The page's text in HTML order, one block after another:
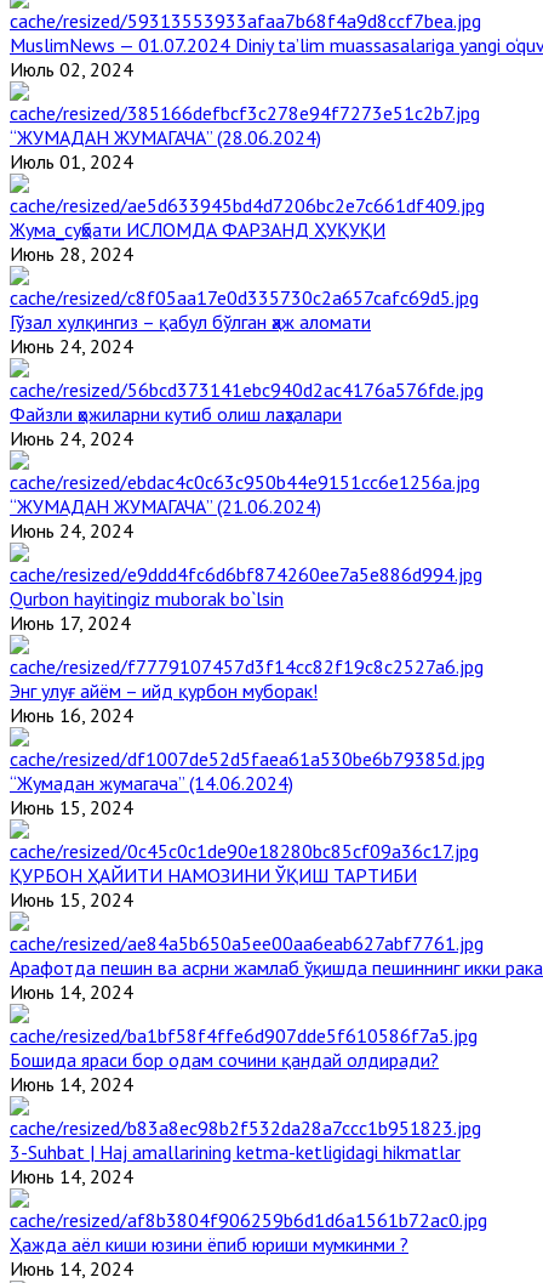
MuslimNews — 01.07.2024 Diniy ta’lim muassasalariga yangi
Июль 02, 2024
“ЖУМАДАН ЖУМАГАЧА” (28.06.2024)
Июль 01, 2024
Жума_суҳбати ИСЛОМДА ФАРЗАНД ҲУҚУҚИ
Июнь 28, 2024
Гўзал хулқингиз – қабул бўлган ҳаж аломати
Июнь 24, 2024
Файзли ҳожиларни кутиб олиш лаҳзалари
Июнь 24, 2024
“ЖУМАДАН ЖУМАГАЧА” (21.06.2024)
Июнь 24, 2024
Qurbon hayitingiz muborak bo`lsin
Июнь 17, 2024
Энг улуғ айём – ийд қурбон муборак!
Июнь 16, 2024
“Жумадан жумагача” (14.06.2024)
Июнь 15, 2024
ҚУРБОН ҲАЙИТИ НАМОЗИНИ ЎҚИШ ТАРТИБИ
Июнь 15, 2024
Арафотда пешин ва асрни жамлаб ўқишда пешиннинг икки
Июнь 14, 2024
Бошида яраси бор одам сочини қандай олдиради?
Июнь 14, 2024
3-Suhbat | Haj amallarining ketma-ketligidagi hikmatlar
Июнь 14, 2024
Ҳажда аёл киши юзини ёпиб юриши мумкинми ?
Июнь 14, 2024